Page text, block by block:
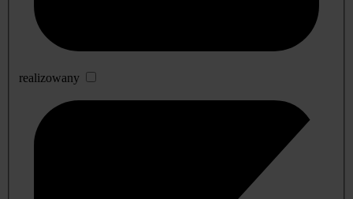
realizowany